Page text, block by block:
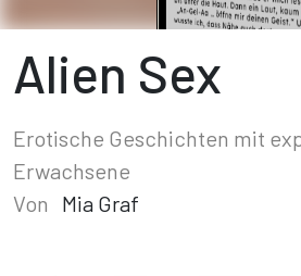
Alien Sex
Erotische Geschichten mit
Erwachsene
Von
Mia Graf